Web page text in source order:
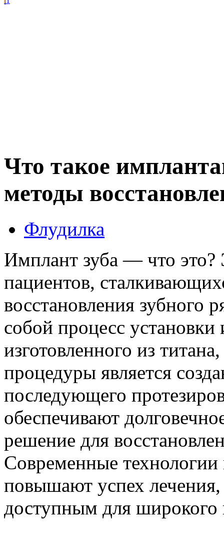
Что такое
методы
Флудилка
Имплант зуба — что это?
пациентов,
восстановления зубного
собой процесс
изготовленного из
процедуры является
последующего
обеспечивают
решение для
Современные технологии
повышают успех
доступным для широкого